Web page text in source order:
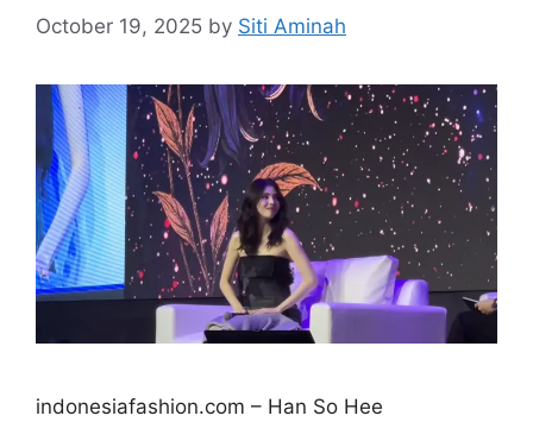
October 19, 2025 by Siti Aminah
indonesiafashion.com – Han So Hee